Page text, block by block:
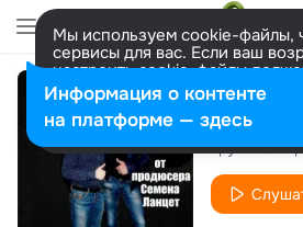
Мы используем cookie-файлы,
сервисы для вас. Если ваш
настроить cookie-файлы
представитель. Больше
Разрешить все Настроить
Группа
Информация о контенте
на платформе — здесь